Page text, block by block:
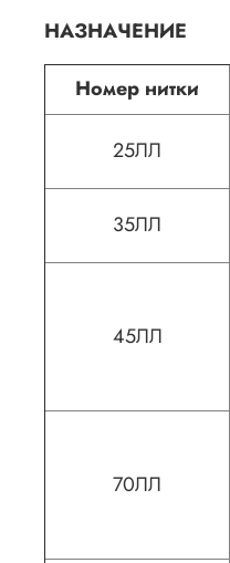
НАЗНАЧЕНИЕ
Номер нитки
25ЛЛ
35ЛЛ
45ЛЛ
70ЛЛ